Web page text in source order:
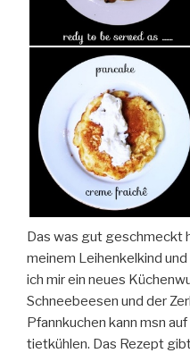
Das was gut geschmeckt
meinem Leihenkelkind
ich mir ein neues
Schneebeesen und der
Pfannkuchen kann msn
tietkühlen. Das Rezept